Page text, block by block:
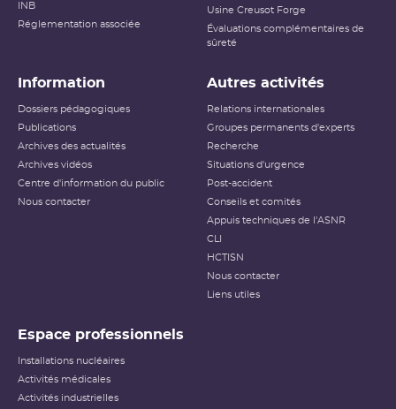
INB
Réglementation associée
Usine Creusot Forge
Évaluations complémentaires de
sûreté
Information
Dossiers pédagogiques
Publications
Archives des actualités
Archives vidéos
Centre d'information du public
Nous contacter
Autres activités
Relations internationales
Groupes permanents d'experts
Recherche
Situations d'urgence
Post-accident
Conseils et comités
Appuis techniques de l'ASNR
CLI
HCTISN
Nous contacter
Liens utiles
Espace professionnels
Installations nucléaires
Activités médicales
Activités industrielles